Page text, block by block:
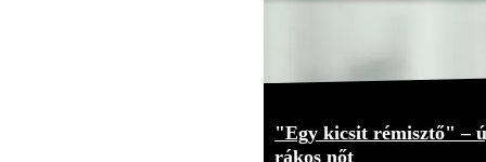
"Egy kicsit rémisztő" –
rákos nőt